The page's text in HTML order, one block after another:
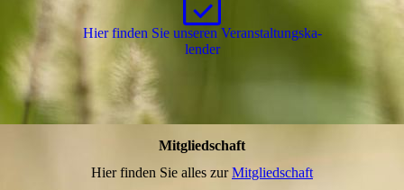
Hier finden Sie unseren Ver­an­stal­tungs­ka­
len­der
Mitgliedschaft
Hier finden Sie alles zurMitgliedschaft